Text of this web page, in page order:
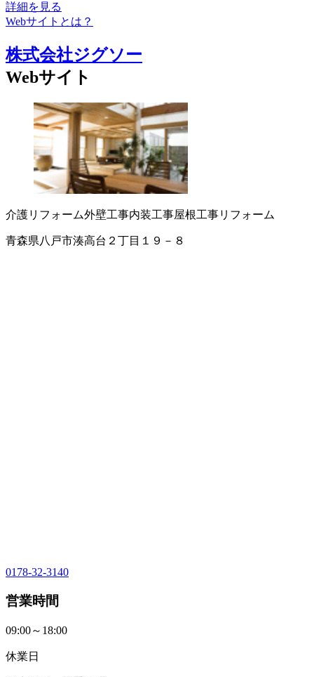
詳細を見る
Webサイトとは？
株式会社ジグソー
Webサイト
介護リフォーム外壁工事内装工事屋根工事リフォーム
青森県八戸市湊高台２丁目１９－８
0178-32-3140
営業時間
09:00～18:00
休業日